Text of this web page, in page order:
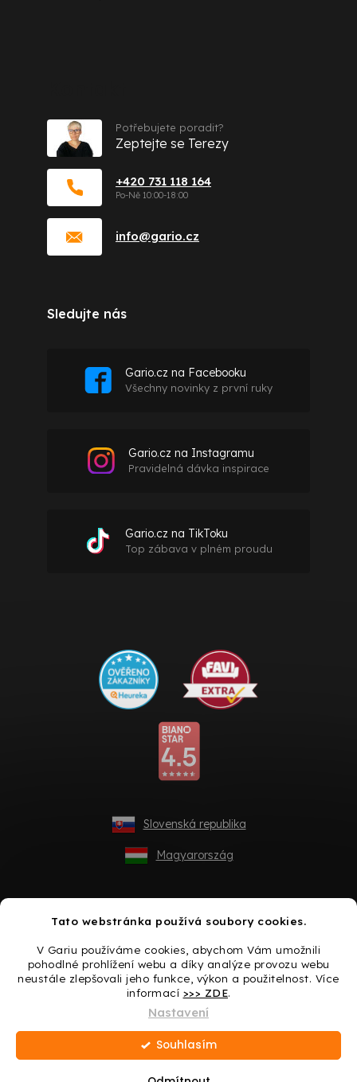
Tato webstránka používá soubory cookies.
V Gariu používáme cookies, abychom Vám umožnili
pohodlné prohlížení webu a díky analýze provozu webu
neustále zlepšovali jeho funkce, výkon a použitelnost. Více
informací >>> ZDE.
Nastavení
Souhlasím
info@gario.cz
+420 731 118 164
Potřebujete poradit?
Zeptejte se Terezy
Sledujte nás
Gario.cz na Facebooku
Všechny novinky z první ruky
Gario.cz na Instagramu
Pravidelná dávka inspirace
Gario.cz na TikToku
Top zábava v plném proudu
Slovenská republika
Magyarország
Vytvořil Shoptet
Copyright 2026Gario.cz. Všechna práva vyhrazena.Upravit
nastavení cookies